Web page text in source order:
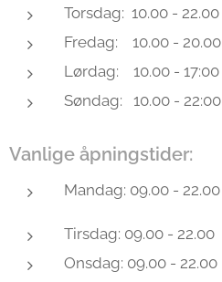
Torsdag: 10.00 - 22.00
Fredag: 10.00 - 20.00
Lørdag: 10.00 - 17:00
Søndag: 10.00 - 22:00
Vanlige åpningstider:
Mandag: 09.00 - 22.00
Tirsdag: 09.00 - 22.00
Onsdag: 09.00 - 22.00